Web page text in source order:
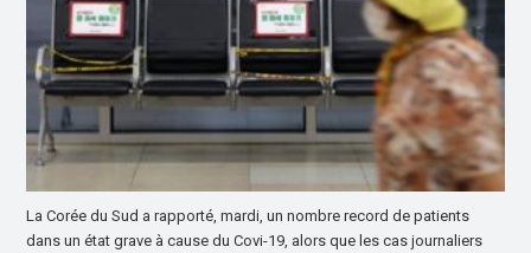
La Corée du Sud a rapporté, mardi, un nombre record de patients
dans un état grave à cause du Covi-19, alors que les cas journaliers